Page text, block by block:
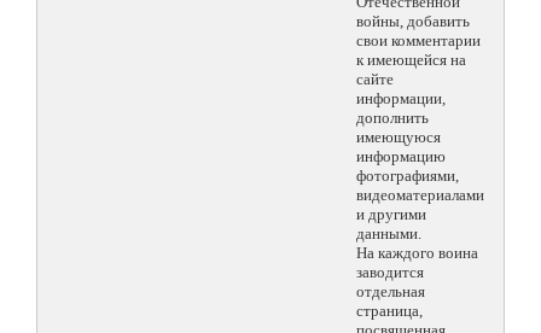
войны, добавить
свои комментарии
к имеющейся на
сайте
информации,
дополнить
имеющуюся
информацию
фотографиями,
видеоматериалами
и другими
данными.
На каждого воина
заводится
отдельная
страница,